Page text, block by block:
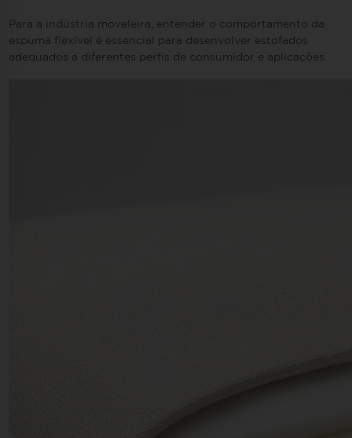
Para a indústria moveleira, entender o comportamento da
espuma flexível é essencial para desenvolver estofados
adequados a diferentes perfis de consumidor e aplicações.